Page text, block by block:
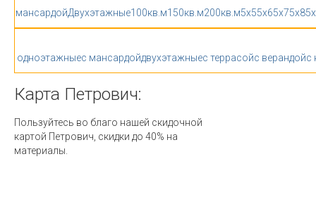
мансардойДвухэтажные100кв.м150кв.м200кв.м5x55x65x75x8
одноэтажныес мансардойдвухэтажныес террасойс верандойс
Карта Петрович:
Пользуйтесь во благо нашей скидочной
картой Петрович, скидки до 40% на
материалы.